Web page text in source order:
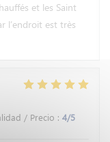
et les Saint
l’endroit est très
/ Precio : 4/5